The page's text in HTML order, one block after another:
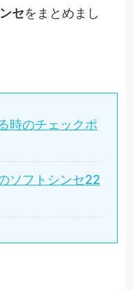
セをまとめまし
時のチェックポ
ソフトシンセ22